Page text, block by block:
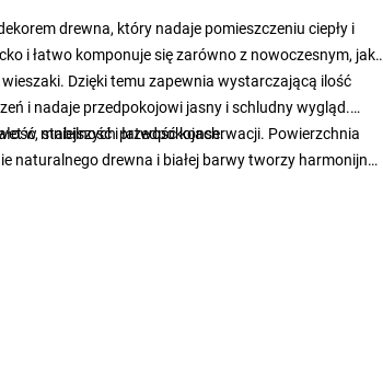
drewna, który nadaje pomieszczeniu ciepły i
i łatwo komponuje się zarówno z nowoczesnym, jak i
Dzięki temu zapewnia wystarczającą ilość
i nadaje przedpokojowi jasny i schludny wygląd.
w mniejszych przedpokojach.
stabilność i łatwość konserwacji. Powierzchnia
naturalnego drewna i białej barwy tworzy harmonijną